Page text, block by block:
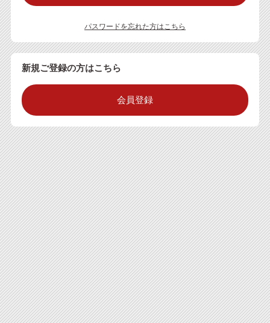
パスワードを忘れた方はこちら
新規ご登録の方はこちら
会員登録